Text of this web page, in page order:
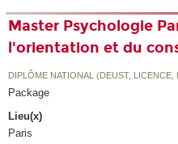
Master Psychologie
l'orientation et du
DIPLÔME NATIONAL (DEUST,
Package
Lieu(x)
Paris